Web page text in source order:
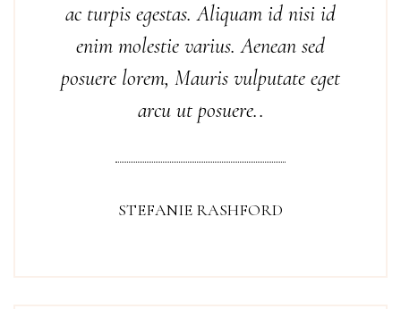
ac turpis egestas. Aliquam id nisi id
enim molestie varius. Aenean sed
posuere lorem, Mauris vulputate eget
arcu ut posuere..
STEFANIE RASHFORD